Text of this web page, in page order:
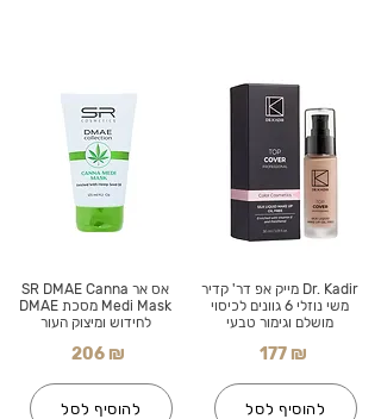
אס אר SR DMAE Canna
Medi Mask מסכת DMAE
לחידוש ומיצוק העור
206 ₪
להוסיף לסל
Dr. Kadir מייק אפ דר' קדיר
משי נוזלי 6 גוונים לכיסוי
מושלם וגימור טבעי
177 ₪
להוסיף לסל